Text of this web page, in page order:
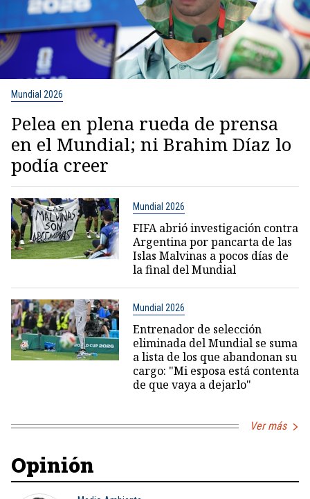
Mundial 2026
Pelea en plena rueda de prensa
en el Mundial; ni Brahim Díaz lo
podía creer
Mundial 2026
FIFA abrió investigación contra
Argentina por pancarta de las
Islas Malvinas a pocos días de
la final del Mundial
Mundial 2026
Entrenador de selección
eliminada del Mundial se suma
a lista de los que abandonan su
cargo: "Mi esposa está contenta
de que vaya a dejarlo"
Ver más
Opinión